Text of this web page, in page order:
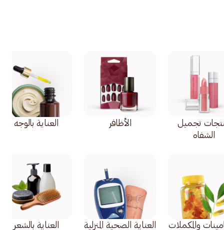
تجميل
الشفاه
الأظافر العناية بالوجه
والمكملات
العناية الصحية المنزلية العناية بالشعر